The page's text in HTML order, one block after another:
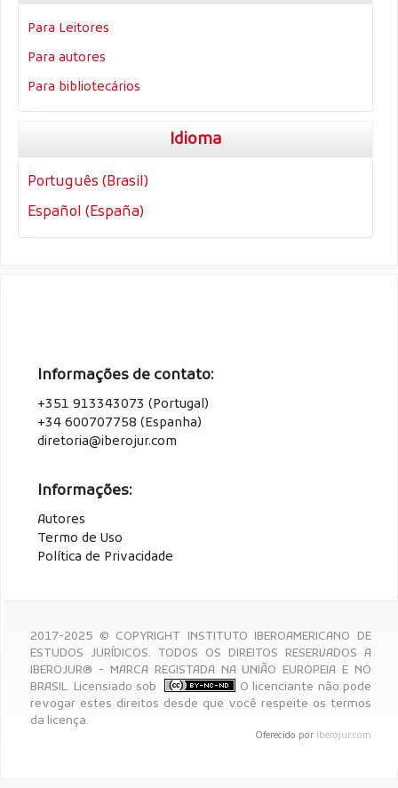
Para Leitores
Para autores
Para bibliotecários
Idioma
Português (Brasil)
Español (España)
Informações de contato:
+351 913343073 (Portugal)
+34 600707758 (Espanha)
diretoria@iberojur.com
Informações:
Autores
Termo de Uso
Política de Privacidade
2017-2025 © COPYRIGHT INSTITUTO IBEROAMERICANO DE
ESTUDOS JURÍDICOS. TODOS OS DIREITOS RESERVADOS A
IBEROJUR® - MARCA REGISTADA NA UNIÃO EUROPEIA E NO
BRASIL. Licensiado sob
O licenciante não pode
revogar estes direitos desde que você respeite os termos
da licença.
Oferecido por iberojur.com